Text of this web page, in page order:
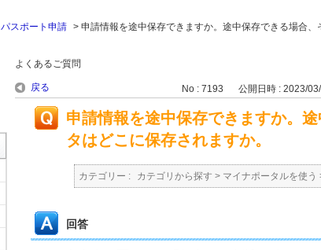
パスポート申請 > 申請情報を途中保存できますか。途中保存できる場合、
よくあるご質問
戻る No : 7193 公開日時 : 2023/
申請情報を途中保存できますか。
タはどこに保存されますか。
カテゴリー : カテゴリから探す > マイナポータルを使う
回答